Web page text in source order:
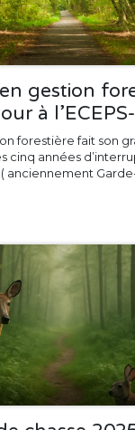
gestion
à
forestière fait son
cinq années
anciennement